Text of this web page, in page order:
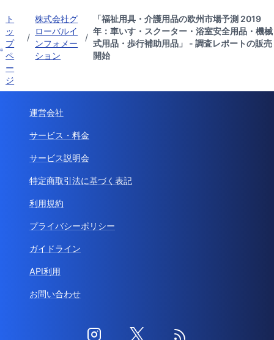
ト
ッ
プ
ペ
ー
ジ
/
株式会社グ
ローバルイ
ンフォメー
ション
/
「福祉用具・介護用品の欧州市場予測 2019
年：車いす・スクーター・浴室安全用品・機械
式用品・歩行補助用品」 - 調査レポートの販売
開始
運営会社
サービス・料金
サービス説明会
特定商取引法に基づく表記
利用規約
プライバシーポリシー
ガイドライン
API利用
お問い合わせ